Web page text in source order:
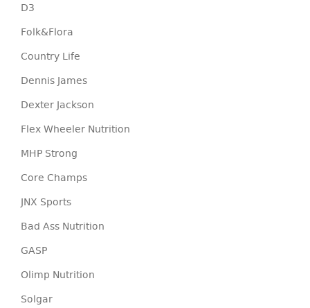
D3
Folk&Flora
Country Life
Dennis James
Dexter Jackson
Flex Wheeler Nutrition
MHP Strong
Core Champs
JNX Sports
Bad Ass Nutrition
GASP
Olimp Nutrition
Solgar